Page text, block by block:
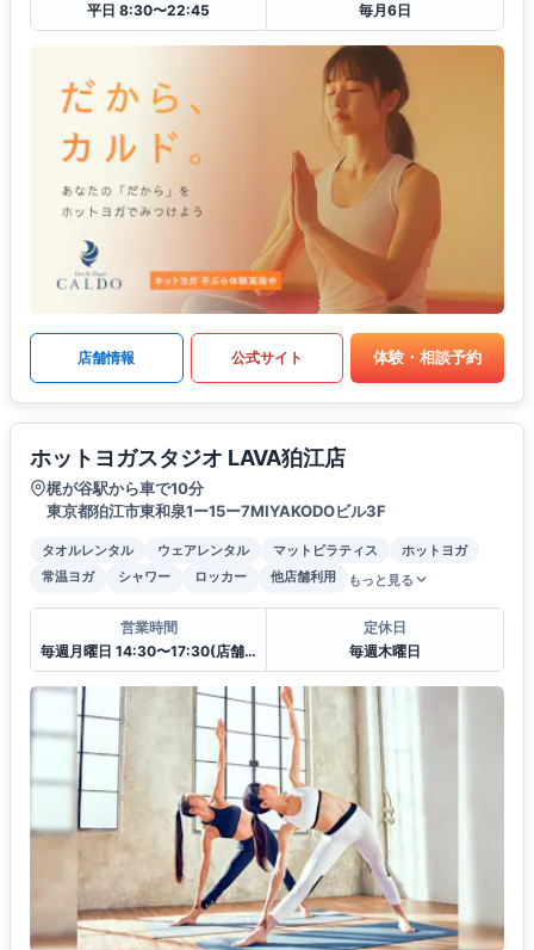
平日 8:30〜22:45
毎月6日
店舗情報 公式サイト 体験・相談予約
ホットヨガスタジオ LAVA狛江店
梶が谷駅から車で10分
東京都狛江市東和泉1ー15ー7MIYAKODOビル3F
タオルレンタル ウェアレンタル マットピラティス
ホットヨガ
常温ヨガ
シャワー ロッカー 他店舗利用 もっと見る
営業時間
毎週月曜日 14:30〜17:30(店舗クローズ)
定休日
毎週木曜日